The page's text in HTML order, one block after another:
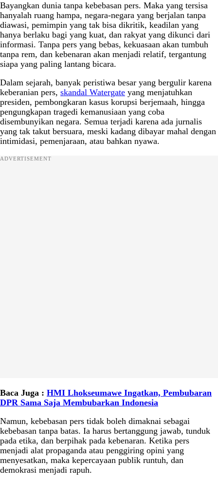
Bayangkan dunia tanpa kebebasan pers. Maka yang tersisa
hanyalah ruang hampa, negara-negara yang berjalan tanpa
diawasi, pemimpin yang tak bisa dikritik, keadilan yang
hanya berlaku bagi yang kuat, dan rakyat yang dikunci dari
informasi. Tanpa pers yang bebas, kekuasaan akan tumbuh
tanpa rem, dan kebenaran akan menjadi relatif, tergantung
siapa yang paling lantang bicara.
Dalam sejarah, banyak peristiwa besar yang bergulir karena
keberanian pers, skandal Watergate yang menjatuhkan
presiden, pembongkaran kasus korupsi berjemaah, hingga
pengungkapan tragedi kemanusiaan yang coba
disembunyikan negara. Semua terjadi karena ada jurnalis
yang tak takut bersuara, meski kadang dibayar mahal dengan
intimidasi, pemenjaraan, atau bahkan nyawa.
ADVERTISEMENT
Baca Juga : HMI Lhokseumawe Ingatkan, Pembubaran
DPR Sama Saja Membubarkan Indonesia
Namun, kebebasan pers tidak boleh dimaknai sebagai
kebebasan tanpa batas. Ia harus bertanggung jawab, tunduk
pada etika, dan berpihak pada kebenaran. Ketika pers
menjadi alat propaganda atau penggiring opini yang
menyesatkan, maka kepercayaan publik runtuh, dan
demokrasi menjadi rapuh.